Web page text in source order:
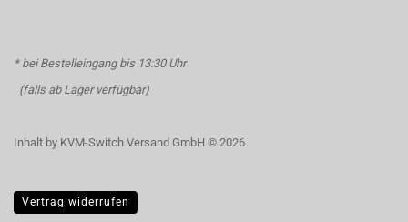
* bei Bestelleingang bis 13:30 Uhr
(falls ab Lager verfügbar)
Inhalt by KVM-Switch Versand GmbH © 2026
Vertrag widerrufen